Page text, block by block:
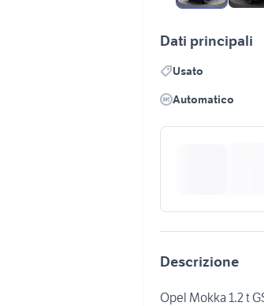
Dati principali
Usato
Automatico
Descrizione
Opel Mokka 1.2 t